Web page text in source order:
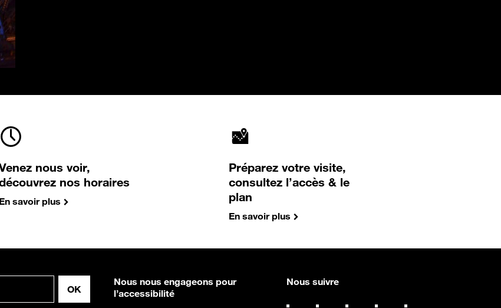
nous voir,
nos horaires
En savoir plus
Préparez votre visite,
consultez l’accès & le
plan
En savoir plus
Nous nous engageons pour
l’accessibilité
Nous suivre